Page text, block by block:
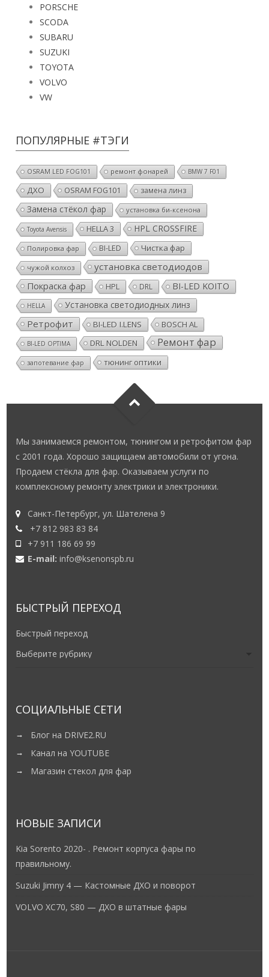
PORSCHE
SCODA
SUBARU
SUZUKI
TOYOTA
VOLVO
VW
ПОПУЛЯРНЫЕ #ТЭГИ
OSRAM LED FOG101 ремонт фонарей BMW 7 F01
ДХО OSRAM FOG101 замена линз
Замена стёкол фар установка би-ксенона
Toyota Avensis HELLA 3 HPL CROSSFIRE
Полировка фар BI-LED Чистка фар
чужой колхоз
установка светодиодов
Покраска фар
HPL DRL BI-LED KOITO
HELLA Установка светодиодных линз
Ретрофит BI-LED I.LENS BOSCH AL
BI-LED OPTIMA DRL NOLDEN Ремонт фар
запотевание фар тюнинг оптики
Мы занимаемся ремонтом, тюнингом и ретрофитом фар
с 2001 года. Хорошо защищаем автомобили от угона.
Продаем стёкла для фар. Оказываем услуги по
комплексному ремонту электрики и электроники.
Санкт-Петербург, ул. Шателена 9
+7 812 983 83 84
+7 911 186 69 99
E-mail:info@ksenonspb.ru
БЫСТРЫЙ ПЕРЕХОД
Быстрый переход
СОЦИАЛЬНЫЕ СЕТИ
Блог на DRIVE2.RU
Канал на YOUTUBE
Магазин стекол для фар
НОВЫЕ ЗАПИСИ
Kia Sorento 2020- . Ремонт корпуса фары по
правильному.
Suzuki Jimny 4 — Кастомные ДХО и поворот
VOLVO XC70, S80 — ДХО в штатные фары